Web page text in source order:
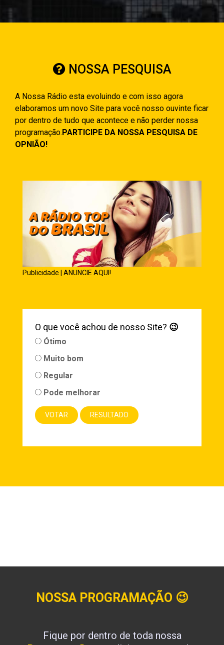
NOSSA PESQUISA
A Nossa Rádio esta evoluindo e com isso agora
elaboramos um novo Site para você nosso ouvinte ficar
por dentro de tudo que acontece e não perder nossa
programação.PARTICIPE DA NOSSA PESQUISA DE
OPNIÃO!
Publicidade | ANUNCIE AQUI!
O que você achou de nosso Site? 😉
Ótimo
Muito bom
Regular
Pode melhorar
NOSSA PROGRAMAÇÃO 😉
Fique por dentro de toda nossa